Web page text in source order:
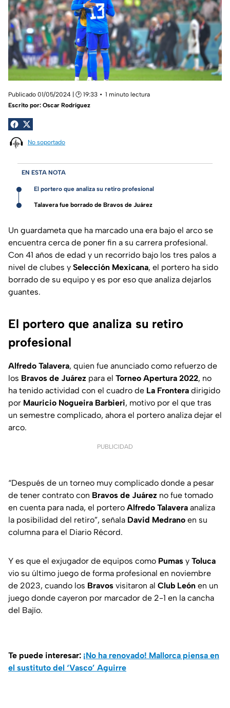
Publicado 01/05/2024 | 🕑 19:33
1 minuto lectura
Escrito por: Oscar Rodríguez
No soportado
EN ESTA NOTA
El portero que analiza su retiro profesional
Talavera fue borrado de Bravos de Juárez
Un guardameta que ha marcado una era bajo el arco se
encuentra cerca de poner fin a su carrera profesional.
Con 41 años de edad y un recorrido bajo los tres palos a
nivel de clubes y Selección Mexicana, el portero ha sido
borrado de su equipo y es por eso que analiza dejarlos
guantes.
El portero que analiza su retiro
profesional
Alfredo Talavera, quien fue anunciado como refuerzo de
los Bravos de Juárez para el Torneo Apertura 2022, no
ha tenido actividad con el cuadro de La Frontera dirigido
por Mauricio Nogueira Barbieri, motivo por el que tras
un semestre complicado, ahora el portero analiza dejar el
arco.
PUBLICIDAD
“Después de un torneo muy complicado donde a pesar
de tener contrato con Bravos de Juárez no fue tomado
en cuenta para nada, el portero Alfredo Talavera analiza
la posibilidad del retiro”, señala David Medrano en su
columna para el Diario Récord.
Y es que el exjugador de equipos como Pumas y Toluca
vio su último juego de forma profesional en noviembre
de 2023, cuando los Bravos visitaron al Club León en un
juego donde cayeron por marcador de 2-1 en la cancha
del Bajío.
Te puede interesar: ¡No ha renovado! Mallorca piensa en
el sustituto del ‘Vasco’ Aguirre